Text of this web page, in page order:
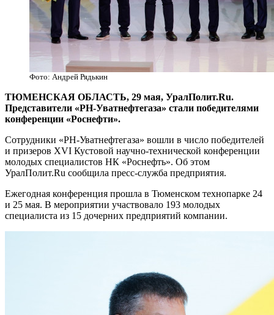
Фото: Андрей Рядькин
ТЮМЕНСКАЯ ОБЛАСТЬ, 29 мая, УралПолит.Ru.
Представители «РН-Уватнефтегаза» стали победителями
конференции «Роснефти».
Сотрудники «РН-Уватнефтегаза» вошли в число победителей
и призеров ХVI Кустовой научно-технической конференции
молодых специалистов НК «Роснефть». Об этом
УралПолит.Ru сообщила пресс-служба предприятия.
Ежегодная конференция прошла в Тюменском технопарке 24
и 25 мая. В мероприятии участвовало 193 молодых
специалиста из 15 дочерних предприятий компании.